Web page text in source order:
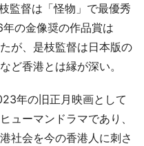
監督は「怪物」で最優秀
の金像奨の作品賞は
が、是枝監督は日本版の
ど香港とは縁が深い。
年の旧正月映画として
ューマンドラマであり、
社会を今の香港人に刺さ